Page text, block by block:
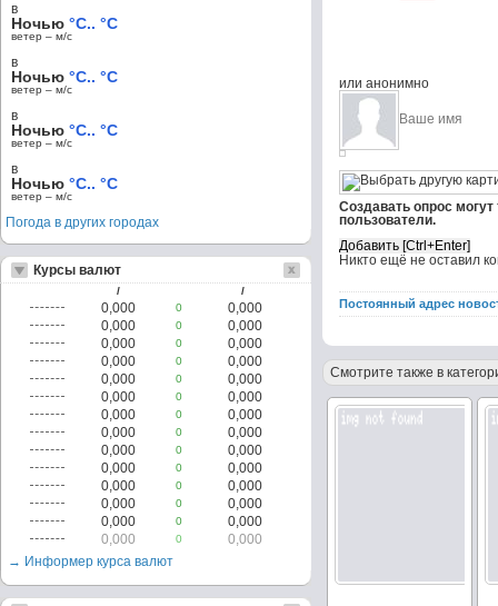
или анонимно
Создавать опрос
пользователи.
Никто ещё не оставил
Постоянный адрес
Смотрите также в
в
Ночью °C.. °C
ветер – м/c
в
Ночью °C.. °C
ветер – м/c
в
Ночью °C.. °C
ветер – м/c
в
Ночью °C.. °C
ветер – м/c
Погода в других городах
Курсы валют
/ /
0,000 0
0,000
0,000
0
0,000
0,000
0
0,000
0,000
0
0,000
0,000
0
0,000
0,000
0
0,000
0,000
0
0,000
0,000
0
0,000
0,000
0
0,000
0,000
0
0,000
0,000
0
0,000
0,000
0
0,000
0,000
0
0,000
0,000
0
0,000
→ Информер курса валют